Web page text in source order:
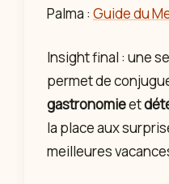
Palma : Guide du
Insight final : une
permet de
gastronomieet
la place aux
meilleures